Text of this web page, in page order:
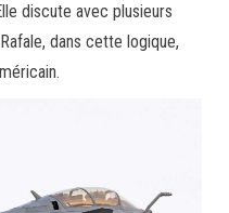
discute avec plusieurs
dans cette logique,